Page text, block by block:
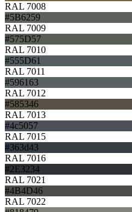
RAL 7008
#5B6259
RAL 7009
#575D57
RAL 7010
#555D61
RAL 7011
#596163
RAL 7012
#585346
RAL 7013
#4c5057
RAL 7015
#363d43
RAL 7016
#2E3234
RAL 7021
#4B4D46
RAL 7022